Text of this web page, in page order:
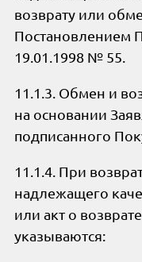
возврату или
Постановлением
19.01.1998 № 55.
11.1.3. Обмен и
на основании
подписанного
11.1.4. При
надлежащего
или акт о
указываются: